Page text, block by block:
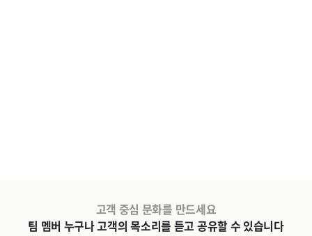
고객 중심 문화를 만드세요
팀 멤버 누구나 고객의 목소리를 듣고 공유할 수 있습니다